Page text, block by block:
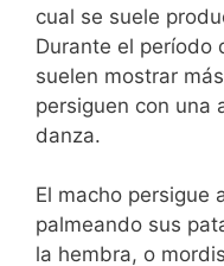
cual se suele
Durante el período
suelen mostrar
persiguen con una
danza.
El macho persigue
palmeando sus
la hembra, o